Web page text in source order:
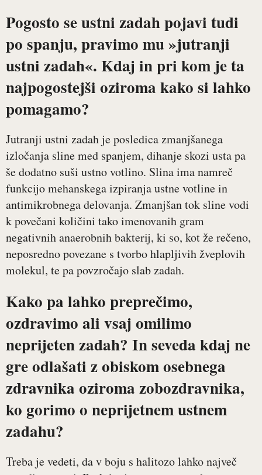
Pogosto se ustni zadah pojavi tudi
po spanju, pravimo mu »jutranji
ustni zadah«. Kdaj in pri kom je ta
najpogostejši oziroma kako si lahko
pomagamo?
Jutranji ustni zadah je posledica zmanjšanega
izločanja sline med spanjem, dihanje skozi usta pa
še dodatno suši ustno votlino. Slina ima namreč
funkcijo mehanskega izpiranja ustne votline in
antimikrobnega delovanja. Zmanjšan tok sline vodi
k povečani količini tako imenovanih gram
negativnih anaerobnih bakterij, ki so, kot že rečeno,
neposredno povezane s tvorbo hlapljivih žveplovih
molekul, te pa povzročajo slab zadah.
Kako pa lahko preprečimo,
ozdravimo ali vsaj omilimo
neprijeten zadah? In seveda kdaj ne
gre odlašati z obiskom osebnega
zdravnika oziroma zobozdravnika,
ko gorimo o neprijetnem ustnem
zadahu?
Treba je vedeti, da v boju s halitozo lahko največ